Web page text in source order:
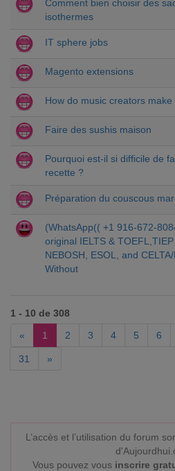
Comment bien choisir des
isothermes
IT sphere jobs
Magento extensions
How do music creators make
Faire des sushis maison
Pourquoi est-il si difficile de
recette ?
Préparation du couscous
(WhatsApp(( +1 916-672-
original IELTS & TOEFL,TIEP
NEBOSH, ESOL, and CELTA/
Without
1 - 10 de 308
«
1 2 3 4 5 6
31 »
L’accès et l’utilisation du forum
Vous pouvez vous inscrire